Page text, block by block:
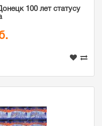
100 лет статусу